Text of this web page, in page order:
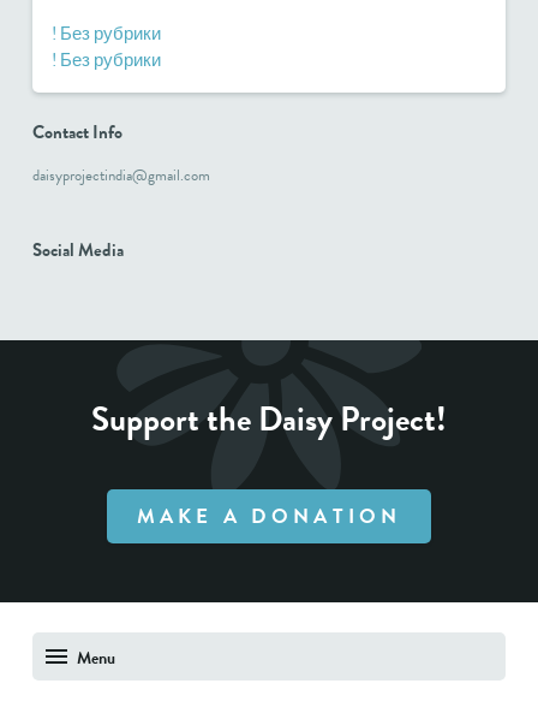
! Без рубрики
! Без рубрики
Contact Info
daisyprojectindia@gmail.com
Social Media
Support the Daisy Project!
MAKE A DONATION
Menu